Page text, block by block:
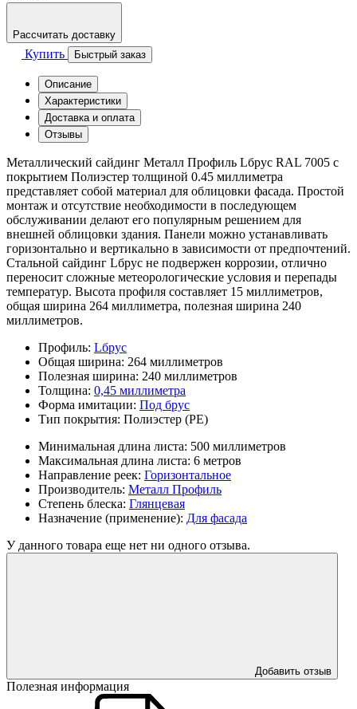
Рассчитать доставку
Купить Быстрый заказ
Описание
Характеристики
Доставка и оплата
Отзывы
Металлический сайдинг Металл Профиль Lбрус RAL 7005 с
покрытием Полиэстер толщиной 0.45 миллиметра
представляет собой материал для облицовки фасада. Простой
монтаж и отсутствие необходимости в последующем
обслуживании делают его популярным решением для
внешней облицовки здания. Панели можно устанавливать
горизонтально и вертикально в зависимости от предпочтений.
Стальной сайдинг Lбрус не подвержен коррозии, отлично
переносит сложные метеорологические условия и перепады
температур. Высота профиля составляет 15 миллиметров,
общая ширина 264 миллиметра, полезная ширина 240
миллиметров.
Профиль: Lбрус
Общая ширина: 264 миллиметров
Полезная ширина: 240 миллиметров
Толщина: 0,45 миллиметра
Форма имитации: Под брус
Тип покрытия: Полиэстер (PE)
Минимальная длина листа: 500 миллиметров
Максимальная длина листа: 6 метров
Направление реек: Горизонтальное
Производитель: Металл Профиль
Степень блеска: Глянцевая
Назначение (применение): Для фасада
У данного товара еще нет ни одного отзыва.
Добавить отзыв
Полезная информация